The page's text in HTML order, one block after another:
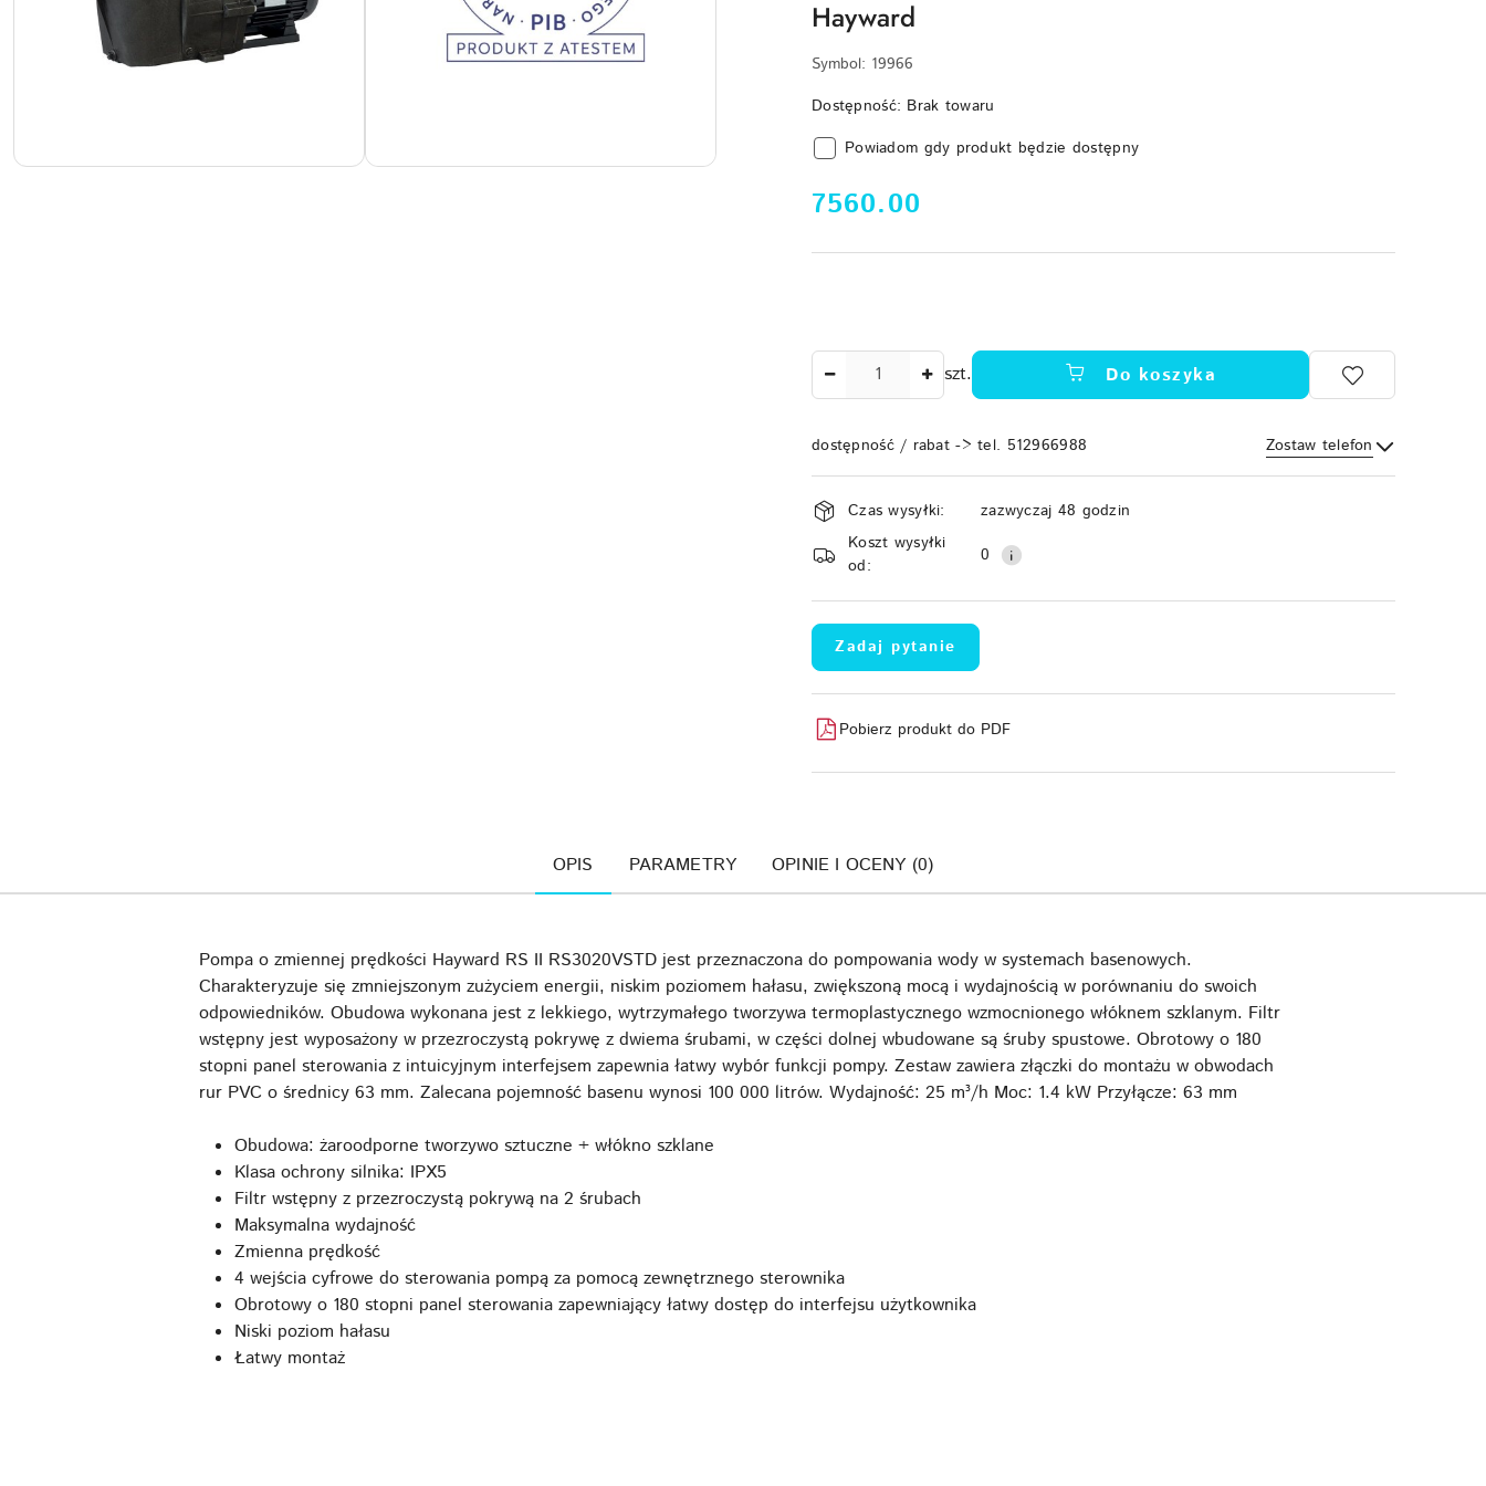
Hayward
Symbol: 19966
Dostępność: Brak towaru
Powiadom gdy produkt będzie dostępny
cena:
7560.00
szt. Do koszyka
dostępność / rabat -> tel. 512966988 Zostaw telefon
Wyślij
Dostępność
i
dostawa
Czas wysyłki:
zazwyczaj 48 godzin
Koszt wysyłki
od:
0
Zadaj pytanie
Pobierz produkt do PDF
OPIS PARAMETRY OPINIE I OCENY (0)
Pompa o zmiennej prędkości Hayward RS II RS3020VSTD jest przeznaczona do pompowania wody w systemach basenowych.
Charakteryzuje się zmniejszonym zużyciem energii, niskim poziomem hałasu, zwiększoną mocą i wydajnością w porównaniu do swoich
odpowiedników. Obudowa wykonana jest z lekkiego, wytrzymałego tworzywa termoplastycznego wzmocnionego włóknem szklanym. Filtr
wstępny jest wyposażony w przezroczystą pokrywę z dwiema śrubami, w części dolnej wbudowane są śruby spustowe. Obrotowy o 180
stopni panel sterowania z intuicyjnym interfejsem zapewnia łatwy wybór funkcji pompy. Zestaw zawiera złączki do montażu w obwodach
rur PVC o średnicy 63 mm. Zalecana pojemność basenu wynosi 100 000 litrów. Wydajność: 25 m³/h Moc: 1.4 kW Przyłącze: 63 mm
Obudowa: żaroodporne tworzywo sztuczne + włókno szklane
Klasa ochrony silnika: IPX5
Filtr wstępny z przezroczystą pokrywą na 2 śrubach
Maksymalna wydajność
Zmienna prędkość
4 wejścia cyfrowe do sterowania pompą za pomocą zewnętrznego sterownika
Obrotowy o 180 stopni panel sterowania zapewniający łatwy dostęp do interfejsu użytkownika
Niski poziom hałasu
Łatwy montaż